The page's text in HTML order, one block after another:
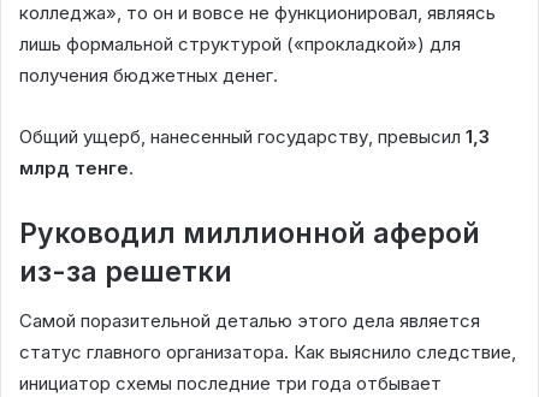
колледжа», то он и вовсе не функционировал, являясь
лишь формальной структурой («прокладкой») для
получения бюджетных денег.
Общий ущерб, нанесенный государству, превысил 1,3
млрд тенге.
Руководил миллионной аферой
из-за решетки
Самой поразительной деталью этого дела является
статус главного организатора. Как выяснило следствие,
инициатор схемы последние три года отбывает